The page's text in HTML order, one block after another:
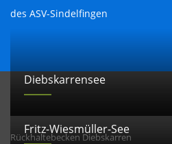
des ASV-Sindelfingen
Diebskarrensee
Rückhaltebecken Diebskarren
Fritz-Wiesmüller-See